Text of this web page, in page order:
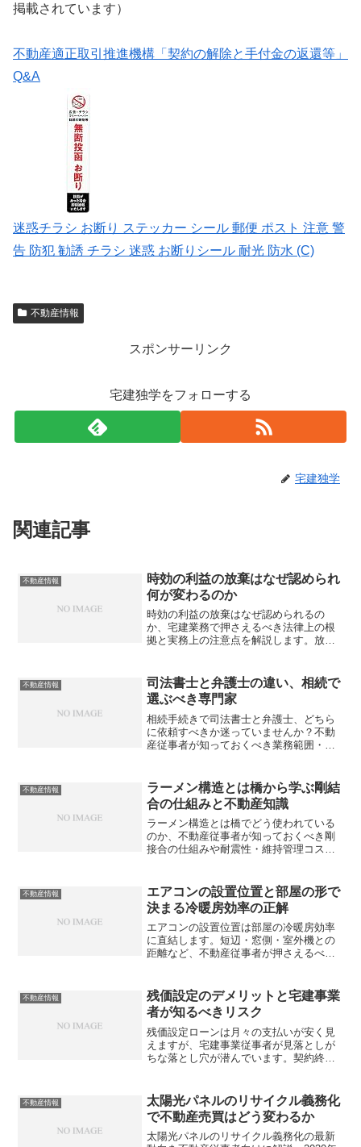
掲載されています）
不動産適正取引推進機構「契約の解除と手付金の返還等」
Q&A
迷惑チラシ お断り ステッカー シール 郵便 ポスト 注意 警
告 防犯 勧誘 チラシ 迷惑 お断りシール 耐光 防水 (C)
不動産情報
スポンサーリンク
宅建独学をフォローする
宅建独学
関連記事
不動産情報
時効の利益の放棄はなぜ認められ
何が変わるのか
時効の利益の放棄はなぜ認められるの
か、宅建業務で押さえるべき法律上の根
拠と実務上の注意点を解説します。放棄
不動産情報
司法書士と弁護士の違い、相続で
選ぶべき専門家
相続手続きで司法書士と弁護士、どちら
に依頼すべきか迷っていませんか？不動
産従事者が知っておくべき業務範囲・費
不動産情報
ラーメン構造とは橋から学ぶ剛結
合の仕組みと不動産知識
ラーメン構造とは橋でどう使われている
のか、不動産従事者が知っておくべき剛
接合の仕組みや耐震性・維持管理コスト
不動産情報
エアコンの設置位置と部屋の形で
決まる冷暖房効率の正解
エアコンの設置位置は部屋の冷暖房効率
に直結します。短辺・窓側・室外機との
距離など、不動産従事者が押さえるべき
足度は変わりますか？
不動産情報
残価設定のデメリットと宅建事業
者が知るべきリスク
残価設定ローンは月々の支払いが安く見
えますが、宅建事業従事者が見落としが
ちな落とし穴が潜んでいます。契約終了
不動産情報
太陽光パネルのリサイクル義務化
で不動産売買はどう変わるか
太陽光パネルのリサイクル義務化の最新